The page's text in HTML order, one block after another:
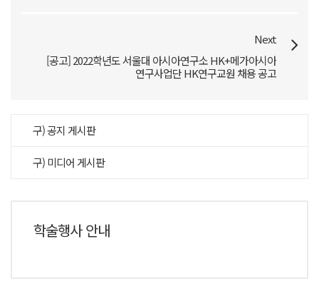
Next
[공고] 2022학년도 서울대 아시아연구소 HK+메가아시아
연구사업단 HK연구교원 채용 공고
구) 공지 게시판
구) 미디어 게시판
학술행사 안내